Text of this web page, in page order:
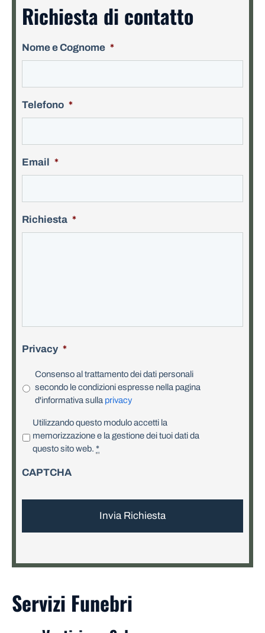
Richiesta di contatto
Nome e Cognome *
Telefono *
Email *
Richiesta *
Privacy *
Consenso al trattamento dei dati personali
secondo le condizioni espresse nella pagina
d'informativa sulla privacy
r
a
y
Utilizzando questo modulo accetti la
memorizzazione e la gestione dei tuoi dati da
questo sito web. *
CAPTCHA
Servizi Funebri